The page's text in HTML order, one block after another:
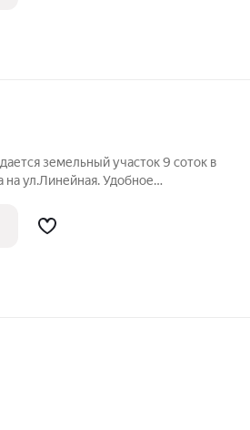
земельный участок 9 соток в
ул.Линейная. Удобное
для индивидуального жилищного